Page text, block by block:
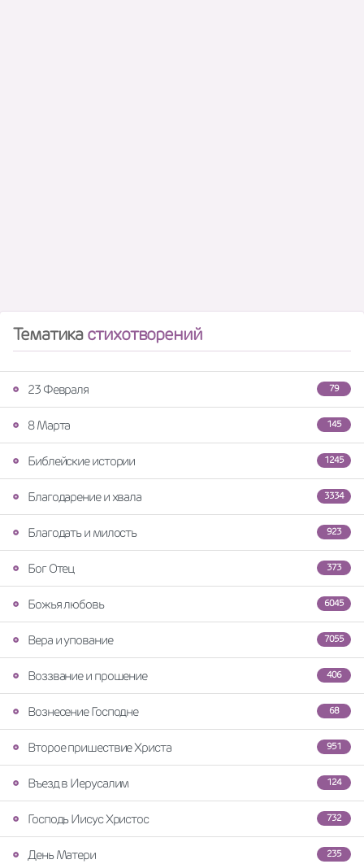
Тематикастихотворений
79
23 Февраля
145
8 Марта
1245
Библейские истории
3334
Благодарение и хвала
923
Благодать и милость
373
Бог Отец
6045
Божья любовь
7055
Вера и упование
406
Воззвание и прошение
68
Вознесение Господне
951
Второе пришествие Христа
124
Въезд в Иерусалим
732
Господь Иисус Христос
235
День Матери